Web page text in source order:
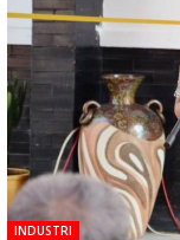
INDUSTRI